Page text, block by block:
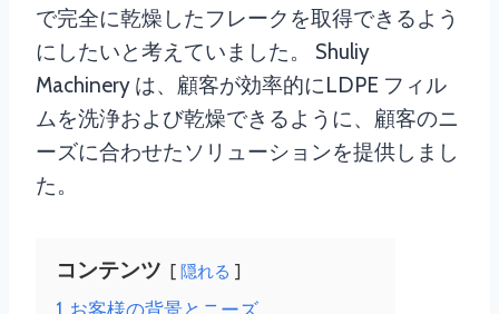
で完全に乾燥したフレークを取得できるよう
にしたいと考えていました。 Shuliy
Machinery は、顧客が効率的にLDPE フィル
ムを洗浄および乾燥できるように、顧客のニ
ーズに合わせたソリューションを提供しまし
た。
コンテンツ 隠れる
1 お客様の背景とニーズ